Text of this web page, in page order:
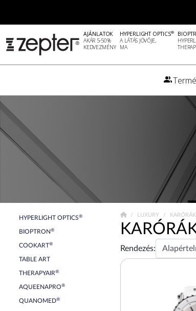
AJÁNLATOK
AKÁR 5-50%
KEDVEZMÉNY
HYPERLIGHT OPTICS®
A LÁTÁS JÖVŐJE,
MA
HYPERLIGHT OPTICS®
BIOPTRON®
COOKART®
TABLE ART
THERAPYAIR®
AQUEENAPRO®
QUANOMED®
LUXURY KARÓRÁK
Rendezés: